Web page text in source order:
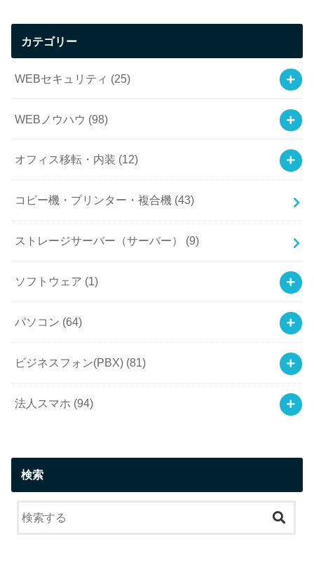
カテゴリー
WEBセキュリティ (25)
WEBノウハウ (98)
オフィス移転・内装 (12)
コピー機・プリンター・複合機 (43)
ストレージサーバー（サーバー） (9)
ソフトウェア (1)
パソコン (64)
ビジネスフォン(PBX) (81)
法人スマホ (94)
検索